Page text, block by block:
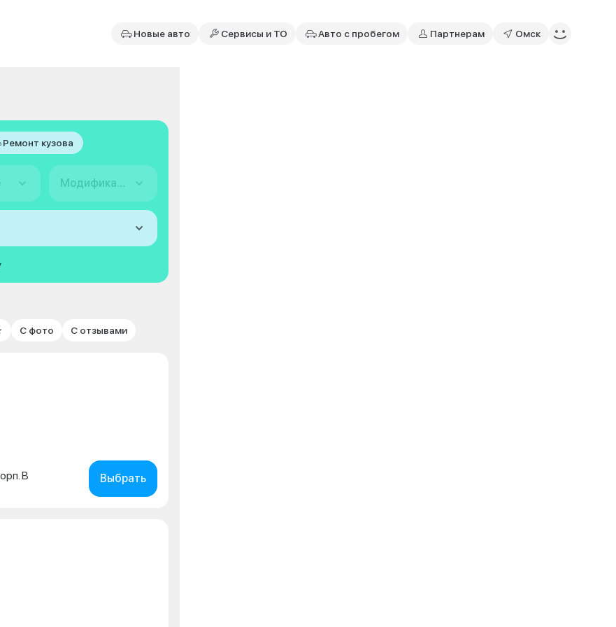
Новые авто Сервисы и ТО Авто с пробегом Партнерам Омск
Ремонт кузова
Модификация
С фото С отзывами
В
Выбрать